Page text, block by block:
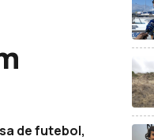
de futebol,